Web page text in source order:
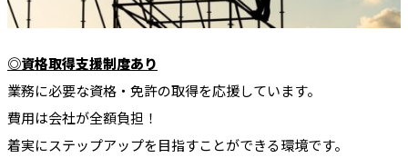
◎資格取得支援制度あり
業務に必要な資格・免許の取得を応援しています。
費用は会社が全額負担！
着実にステップアップを目指すことができる環境です。